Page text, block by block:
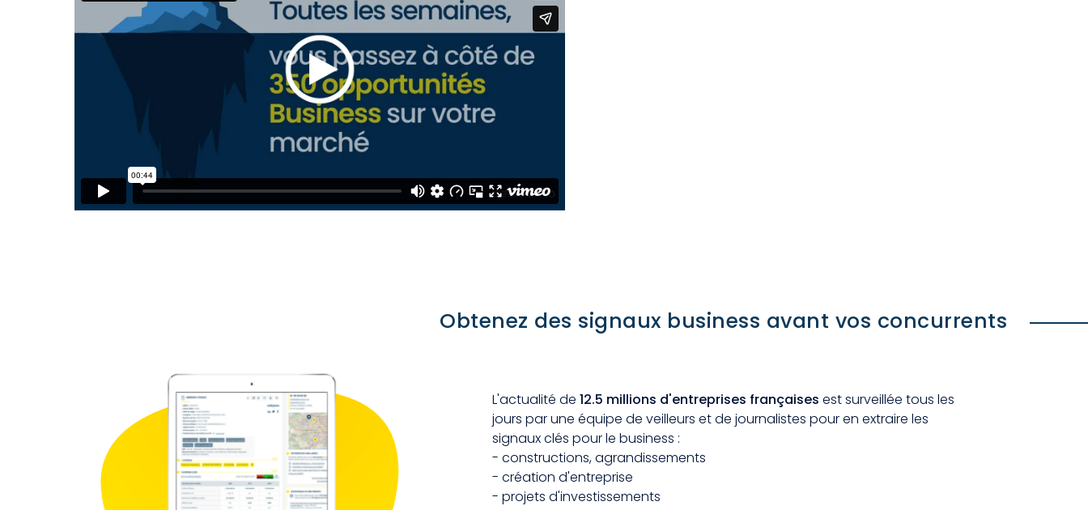
Obtenez des signaux business avant vos concurrents
L'actualité de 12.5 millions d'entreprises françaises est surveillée tous les
jours par une équipe de veilleurs et de journalistes pour en extraire les
signaux clés pour le business :
- constructions, agrandissements
- création d'entreprise
- projets d'investissements